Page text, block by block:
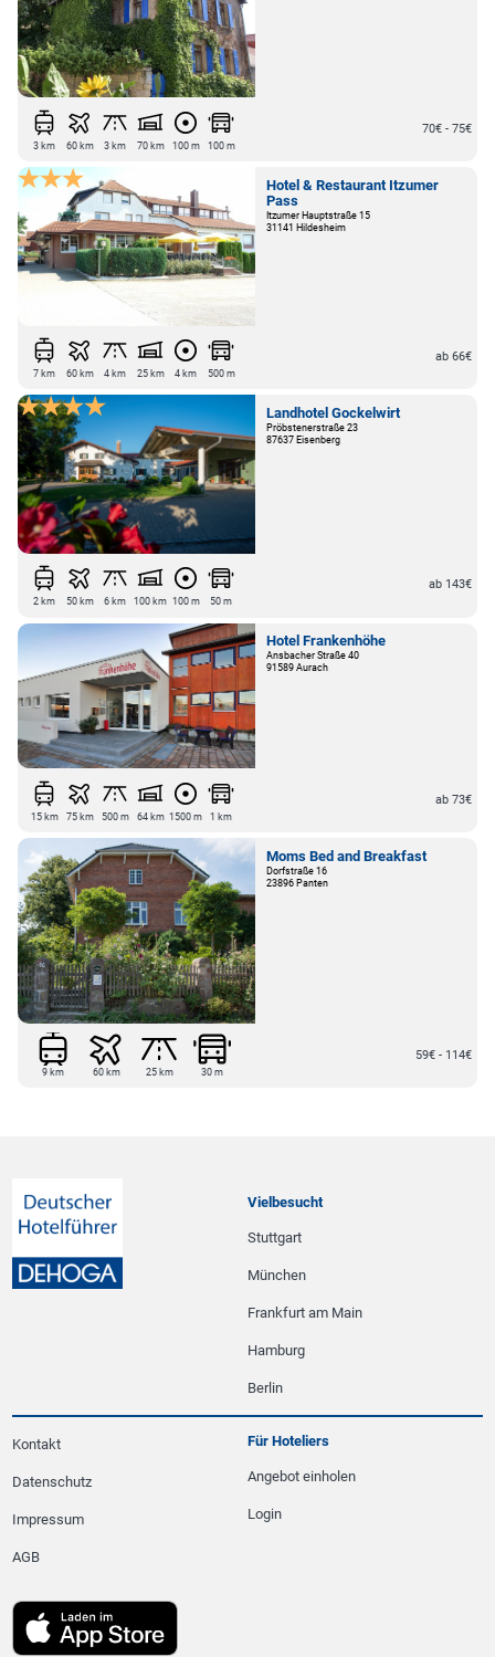
3 km 60 km 3 km 70 km 100 m 100 m
70€ - 75€
Hotel & Restaurant Itzumer
Pass
Itzumer Hauptstraße 15
31141 Hildesheim
7 km 60 km 4 km 25 km 4 km 500 m
ab 66€
Landhotel Gockelwirt
Pröbstenerstraße 23
87637 Eisenberg
2 km 50 km 6 km 100 km 100 m 50 m
ab 143€
Hotel Frankenhöhe
Ansbacher Straße 40
91589 Aurach
15 km 75 km 500 m 64 km 1500 m 1 km
ab 73€
Moms Bed and Breakfast
Dorfstraße 16
23896 Panten
9 km 60 km 25 km 30 m
59€ - 114€
Vielbesucht
Stuttgart
München
Frankfurt am Main
Hamburg
Berlin
Kontakt
Datenschutz
Impressum
AGB
Für Hoteliers
Angebot einholen
Login